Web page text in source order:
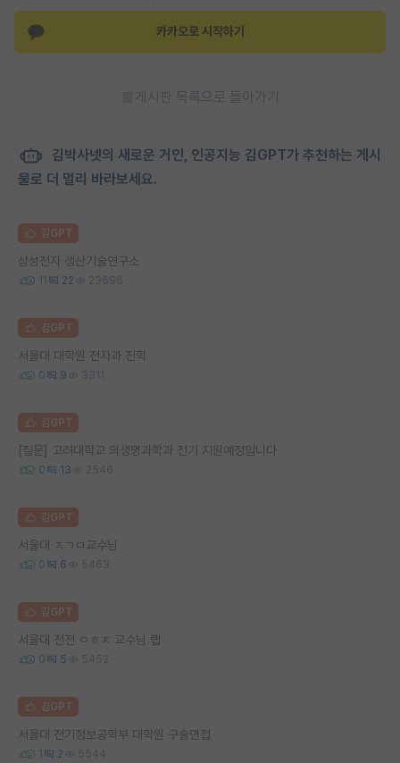
카카오로 시작하기
게시판 목록으로 돌아가기
김박사넷의 새로운 거인, 인공지능 김GPT가 추천하는 게시
물로 더 멀리 바라보세요.
김GPT
삼성전자 생산기술연구소
11 22 23696
김GPT
서울대 대학원 전자과 진학
0 9 3311
김GPT
[질문] 고려대학교 의생명과학과 전기 지원예정입니다
0 13 2546
김GPT
서울대 ㅈㄱㅁ교수님
0 6 5463
김GPT
서울대 전전 ㅇㅎㅈ 교수님 랩
0 5 5452
김GPT
서울대 전기정보공학부 대학원 구술면접
1 2 5544